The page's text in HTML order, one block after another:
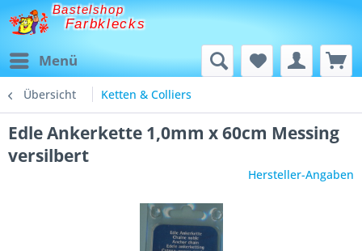
Bastelshop
Farbklecks
Menü
Übersicht Ketten & Colliers
Edle Ankerkette 1,0mm x 60cm Messing
versilbert
Hersteller-Angaben